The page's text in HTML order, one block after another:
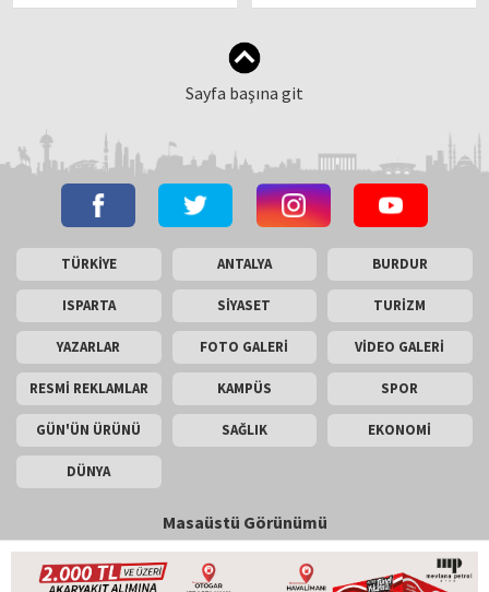
Sayfa başına git
TÜRKİYE ANTALYA BURDUR
ISPARTA SİYASET TURİZM
YAZARLAR FOTO GALERİ VİDEO GALERİ
RESMİ REKLAMLAR KAMPÜS SPOR
GÜN'ÜN ÜRÜNÜ SAĞLIK EKONOMİ
DÜNYA
Masaüstü Görünümü
İletişim